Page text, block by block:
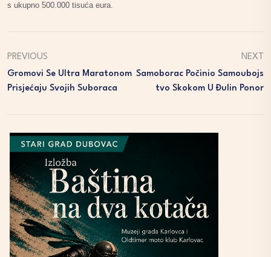
s ukupno 500.000 tisuća eura.
PREVIOUS
Gromovi Se Ultra Maratonom
Prisjećaju Svojih Suboraca
NEXT
Samoborac Počinio Samoubojs
Tvo Skokom U Đulin Ponor